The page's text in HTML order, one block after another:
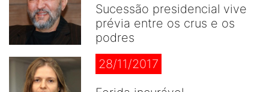
Sucessão presidencial vive
prévia entre os crus e os
podres
28/11/2017